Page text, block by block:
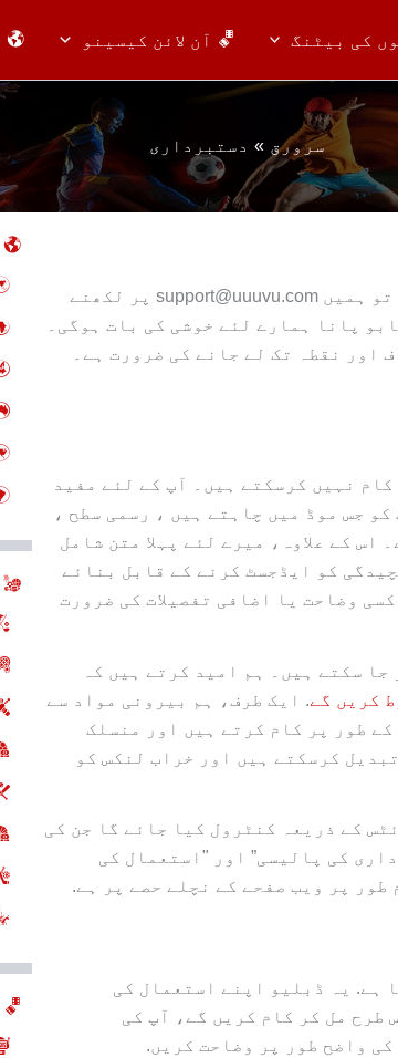
کی بیٹنگ آن لائن کیسینو
سرورق دستبرداری
تو ہمیں support@uuuvu.com پر لکھنے
پانا ہمارے لئے خوشی کی بات ہوگی۔
اور نقطہ تک لے جانے کی ضرورت ہے۔
نہیں کرسکتے ہیں۔ آپ کے لئے مفید
جس موڈ میں چاہتے ہیں ، رسمی سطح ،
کے علاوہ، میرے لئے پہلا متن شامل
کو ایڈجسٹ کرنے کے قابل بنائے
وضاحت یا اضافی تفصیلات کی ضرورت
سکتے ہیں۔ ہم امید کرتے ہیں کہ
کریں گے. ایک طرف، ہم بیرونی مواد سے
طور پر کام کرتے ہیں اور منسلک
کرسکتے ہیں اور خراب لنکس کو
کے ذریعہ کنٹرول کیا جائے گا جن کی
کی پالیسی” اور "استعمال کی
پر ویب صفحے کے نچلے حصے پر ہے.
ہے. یہ ڈبلیو اپنے استعمال کی
طرح مل کر کام کریں گے، آپ کی
واضح طور پر وضاحت کریں.